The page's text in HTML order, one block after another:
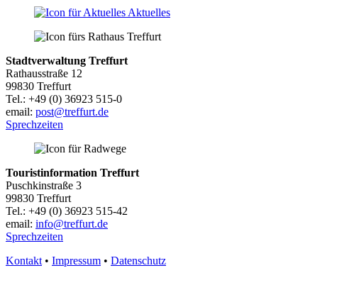
Aktuelles
Stadtverwaltung Treffurt
Rathausstraße 12
99830 Treffurt
Tel.: +49 (0) 36923 515-0
email: post@treffurt.de
Sprechzeiten
Touristinformation Treffurt
Puschkinstraße 3
99830 Treffurt
Tel.: +49 (0) 36923 515-42
email: info@treffurt.de
Sprechzeiten
Kontakt • Impressum • Datenschutz